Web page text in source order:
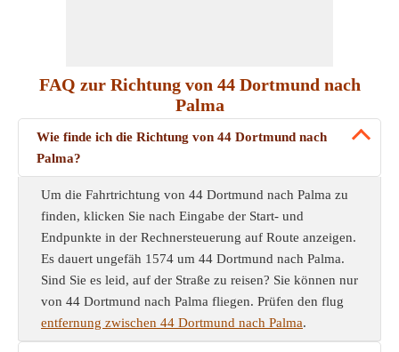
FAQ zur Richtung von 44 Dortmund nach
Palma
Wie finde ich die Richtung von 44 Dortmund nach
Palma?
Um die Fahrtrichtung von 44 Dortmund nach Palma zu
finden, klicken Sie nach Eingabe der Start- und
Endpunkte in der Rechnersteuerung auf Route anzeigen.
Es dauert ungefäh 1574 um 44 Dortmund nach Palma.
Sind Sie es leid, auf der Straße zu reisen? Sie können nur
von 44 Dortmund nach Palma fliegen. Prüfen den flug
entfernung zwischen 44 Dortmund nach Palma.